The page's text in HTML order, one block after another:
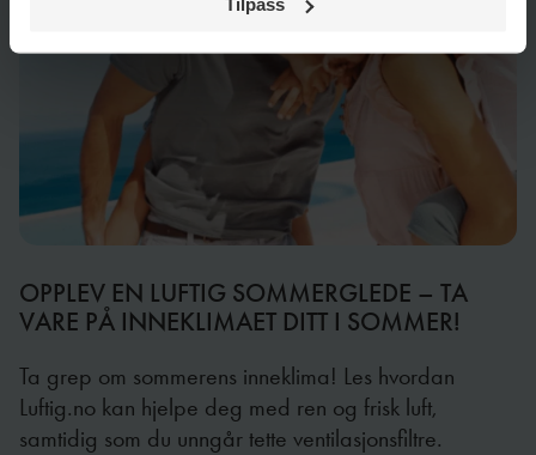
OPPLEV EN LUFTIG SOMMERGLEDE – TA
VARE PÅ INNEKLIMAET DITT I SOMMER!
Ta grep om sommerens inneklima! Les hvordan
Luftig.no kan hjelpe deg med ren og frisk luft,
samtidig som du unngår tette ventilasjonsfiltre.